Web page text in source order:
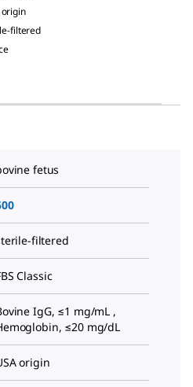
origin
filtered
fetus
filtered
Classic
IgG, ≤1 mg/mL ,
≤20 mg/dL
origin